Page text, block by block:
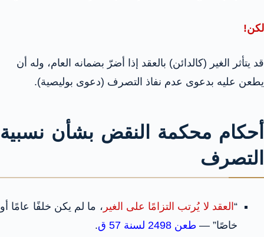
لكن!
قد يتأثر الغير (كالدائن) بالعقد إذا أضرّ بضمانه العام، وله أن
يطعن عليه بدعوى عدم نفاذ التصرف (دعوى بوليصية).
أحكام محكمة النقض بشأن نسبية
التصرف
“العقد لا يُرتب التزامًا على الغير ، ما لم يكن خلفًا عامًا أو
خاصًا” — طعن 2498 لسنة 57 ق
.